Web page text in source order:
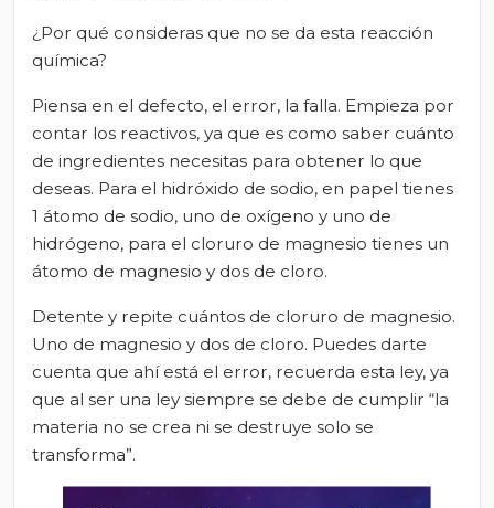
¿Por qué consideras que no se da esta reacción
química?
Piensa en el defecto, el error, la falla. Empieza por
contar los reactivos, ya que es como saber cuánto
de ingredientes necesitas para obtener lo que
deseas. Para el hidróxido de sodio, en papel tienes
1 átomo de sodio, uno de oxígeno y uno de
hidrógeno, para el cloruro de magnesio tienes un
átomo de magnesio y dos de cloro.
Detente y repite cuántos de cloruro de magnesio.
Uno de magnesio y dos de cloro. Puedes darte
cuenta que ahí está el error, recuerda esta ley, ya
que al ser una ley siempre se debe de cumplir “la
materia no se crea ni se destruye solo se
transforma”.